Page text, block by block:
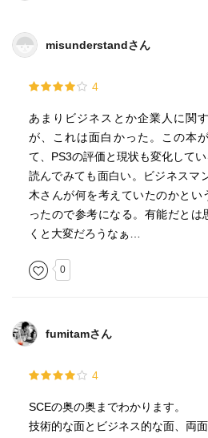
misunderstandさん
4
あまりビジネスとか企業人に関
が、これは面白かった。この本
て、PS3の評価と現状も変化して
読んでみても面白い。ビジネスマ
木さんが何を考えていたのかとい
ったので参考になる。有能だとは
くと大変だろうなぁ…
0
fumitamさん
4
SCEの奥の奥までわかります。
技術的な面とビジネス的な面、両